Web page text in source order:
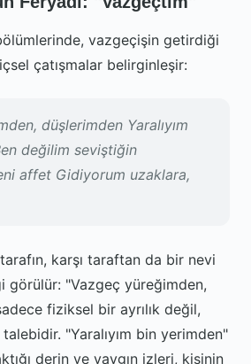
vazgeçişin getirdiği
çatışmalar belirginleşir:
düşlerimden Yaralıyım
değilim seviştiğin
affet Gidiyorum uzaklara,
karşı taraftan da bir nevi
görülür: "Vazgeç yüreğimden,
fiziksel bir ayrılık değil,
"Yaralıyım bin yerimden"
derin ve yaygın izleri, kişinin